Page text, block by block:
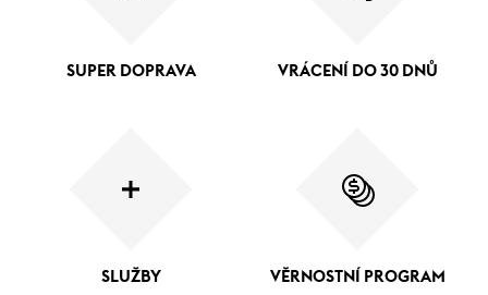
SUPER DOPRAVA VRÁCENÍ DO 30 DNŮ
SLUŽBY VĚRNOSTNÍ PROGRAM